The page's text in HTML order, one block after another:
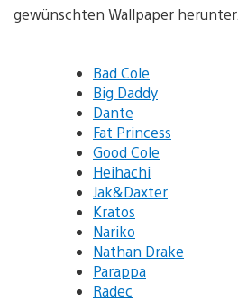
gewünschten Wallpaper herunter.
Bad Cole
Big Daddy
Dante
Fat Princess
Good Cole
Heihachi
Jak&Daxter
Kratos
Nariko
Nathan Drake
Parappa
Radec